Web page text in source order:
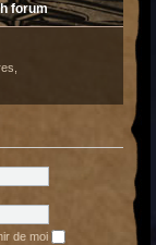
forum
de moi